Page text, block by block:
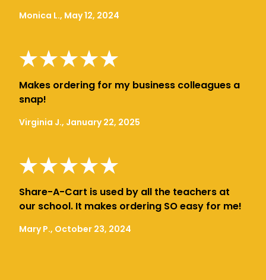
Monica L., May 12, 2024
Makes ordering for my business colleagues a
snap!
Virginia J., January 22, 2025
Share-A-Cart is used by all the teachers at
our school. It makes ordering SO easy for me!
Mary P., October 23, 2024